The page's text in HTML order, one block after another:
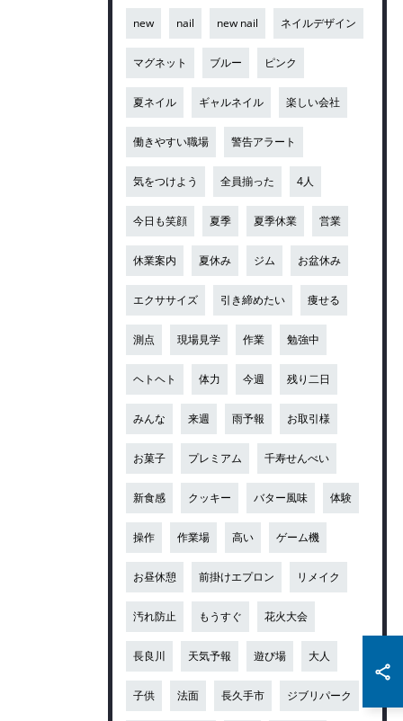
new nail new nail ネイルデザイン
マグネット ブルー ピンク
夏ネイル ギャルネイル 楽しい会社
働きやすい職場 警告アラート
気をつけよう 全員揃った 4人
今日も笑顔 夏季 夏季休業 営業
休業案内 夏休み ジム お盆休み
エクササイズ 引き締めたい 痩せる
測点 現場見学 作業 勉強中
ヘトヘト 体力 今週 残り二日
みんな 来週 雨予報 お取引様
お菓子 プレミアム 千寿せんべい
新食感 クッキー バター風味 体験
操作 作業場 高い ゲーム機
お昼休憩 前掛けエプロン リメイク
汚れ防止 もうすぐ 花火大会
長良川 天気予報 遊び場 大人
子供 法面 長久手市 ジブリパーク